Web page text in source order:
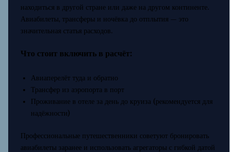
находиться в другой стране или даже на другом континенте.
Авиабилеты, трансферы и ночёвка до отплытия — это
значительная статья расходов.
Что стоит включить в расчёт:
Авиаперелёт туда и обратно
Трансфер из аэропорта в порт
Проживание в отеле за день до круиза (рекомендуется для
надёжности)
Профессиональные путешественники советуют бронировать
авиабилеты заранее и использовать агрегаторы с гибкой датой